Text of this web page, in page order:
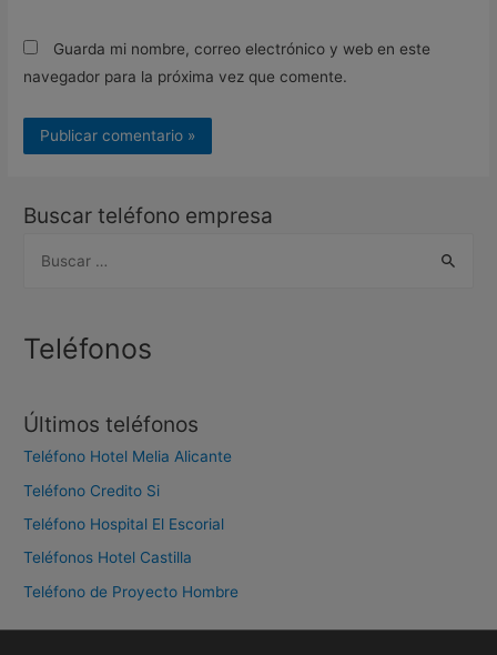
Guarda mi nombre, correo electrónico y web en este
navegador para la próxima vez que comente.
Buscar teléfono empresa
c
:
Teléfonos
Últimos teléfonos
Teléfono Hotel Melia Alicante
Teléfono Credito Si
Teléfono Hospital El Escorial
Teléfonos Hotel Castilla
Teléfono de Proyecto Hombre